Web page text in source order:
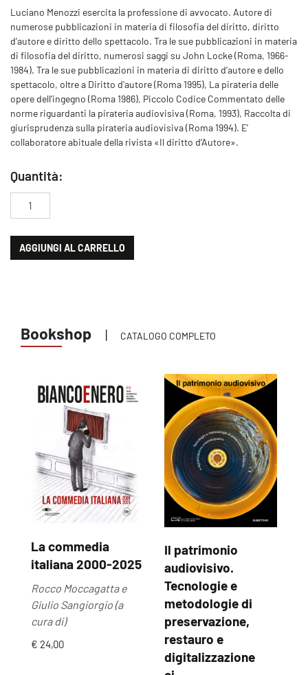
Luciano Menozzi esercita la professione di avvocato. Autore di
numerose pubblicazioni in materia di filosofia del diritto, diritto
d’autore e diritto dello spettacolo. Tra le sue pubblicazioni in materia
di filosofia del diritto, numerosi saggi su John Locke (Roma, 1966-
1984). Tra le sue pubblicazioni in materia di diritto d’autore e dello
spettacolo, oltre a Diritto d'autore (Roma 1995), La pirateria delle
opere dell’ingegno (Roma 1986), Piccolo Codice Commentato delle
norme riguardanti la pirateria audiovisiva (Roma, 1993), Raccolta di
giurisprudenza sulla pirateria audiovisiva (Roma 1994). E’
collaboratore abituale della rivista «Il diritto d’Autore».
Quantità:
Diritto cinematografico quantità
AGGIUNGI AL CARRELLO
Bookshop | CATALOGO COMPLETO
La commedia
italiana 2000-2025
Rocco Moccagatta e
Giulio Sangiorgio (a
cura di)
€ 24,00
Il patrimonio
audiovisivo.
Tecnologie e
metodologie di
preservazione,
restauro e
digitalizzazione